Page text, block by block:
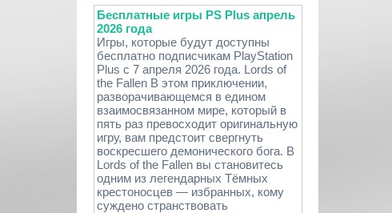
Бесплатные игры PS Plus апрель
2026 года
Игры, которые будут доступны
бесплатно подписчикам PlayStation
Plus с 7 апреля 2026 года. Lords of
the Fallen В этом приключении,
разворачивающемся в едином
взаимосвязанном мире, который в
пять раз превосходит оригинальную
игру, вам предстоит свергнуть
воскресшего демонического бога. В
Lords of the Fallen вы становитесь
одним из легендарных Тёмных
крестоносцев — избранных, кому
суждено странствовать